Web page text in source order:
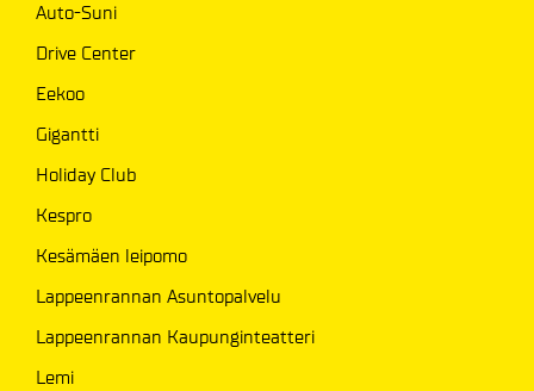
Auto-Suni
Drive Center
Eekoo
Gigantti
Holiday Club
Kespro
Kesämäen leipomo
Lappeenrannan Asuntopalvelu
Lappeenrannan Kaupunginteatteri
Lemi